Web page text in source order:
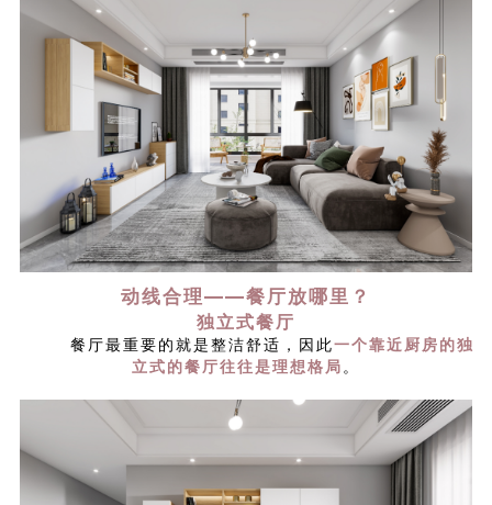
动线合理——餐厅放哪里？
独立式餐厅
餐厅最重要的就是整洁舒适，因此一个靠近厨房的独
立式的餐厅往往是理想格局 。